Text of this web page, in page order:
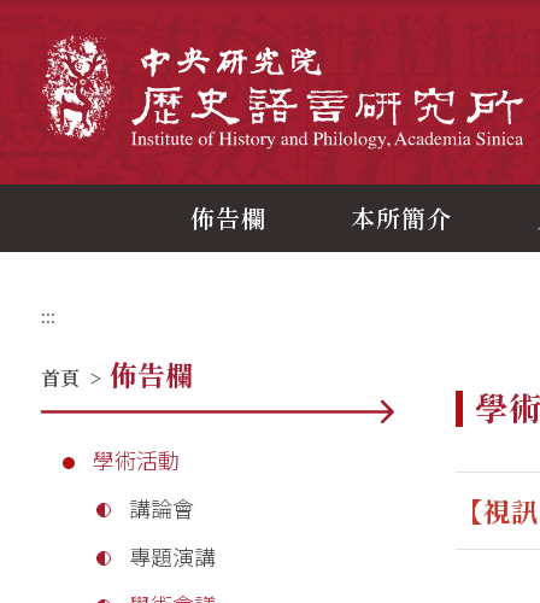
佈告欄 本所簡介
:::
首頁 > 佈告欄
學術活動
講論會
專題演講
學
【視